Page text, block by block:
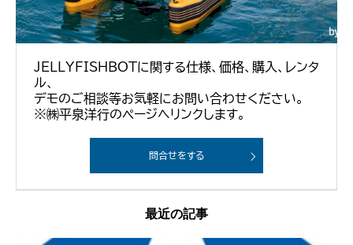
JELLYFISHBOTに関する仕様、価格、購入、レンタ
ル、
デモのご相談等お気軽にお問い合わせください。
※㈱平泉洋行のページへリンクします。
問合せをする
最近の記事